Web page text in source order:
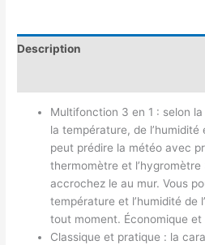
Description
Multifonction 3 en 1 : selon
la température, de l’humidité
peut prédire la météo avec
thermomètre et l’hygromètre
accrochez le au mur. Vous
température et l’humidité de
tout moment. Économique et
Classique et pratique : la